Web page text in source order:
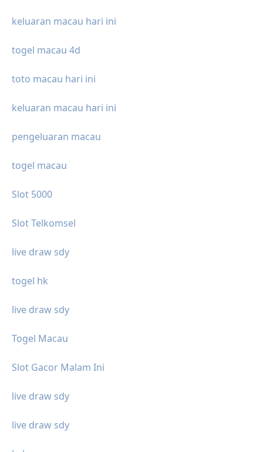
keluaran macau hari ini
togel macau 4d
toto macau hari ini
keluaran macau hari ini
pengeluaran macau
togel macau
Slot 5000
Slot Telkomsel
live draw sdy
togel hk
live draw sdy
Togel Macau
Slot Gacor Malam Ini
live draw sdy
live draw sdy